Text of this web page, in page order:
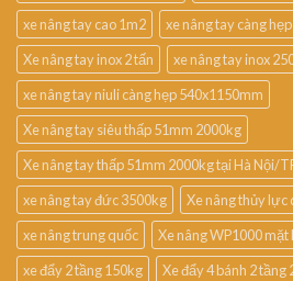
xe nâng tay cao 1m2
xe nâng tay càng
Xe nâng tay inox 2 tấn
xe nâng tay inox
xe nâng tay niuli càng hẹp 540x1150mm
Xe nâng tay siêu thấp 51mm 2000kg
Xe nâng tay thấp 51mm 2000kg tại Hà Nội/
xe nâng tay đức 3500kg
Xe nâng thủy lực
xe nâng trung quốc
Xe nâng WP1000
xe đẩy 2 tầng 150kg
Xe đẩy 4 bánh 2 tầng